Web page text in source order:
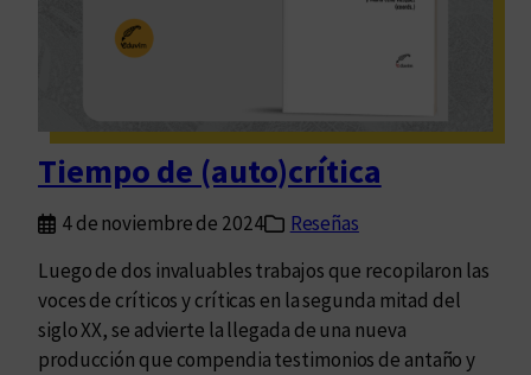
Tiempo de (auto)crítica
4 de noviembre de 2024
Reseñas
Luego de dos invaluables trabajos que recopilaron las
voces de críticos y críticas en la segunda mitad del
siglo XX, se advierte la llegada de una nueva
producción que compendia testimonios de antaño y